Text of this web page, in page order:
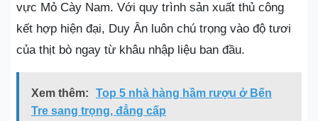
vực Mỏ Cày Nam. Với quy trình sản xuất thủ công
kết hợp hiện đại, Duy Ân luôn chú trọng vào độ tươi
của thịt bò ngay từ khâu nhập liệu ban đầu.
Xem thêm:
Top 5 nhà hàng hầm rượu ở Bến
Tre sang trọng, đẳng cấp